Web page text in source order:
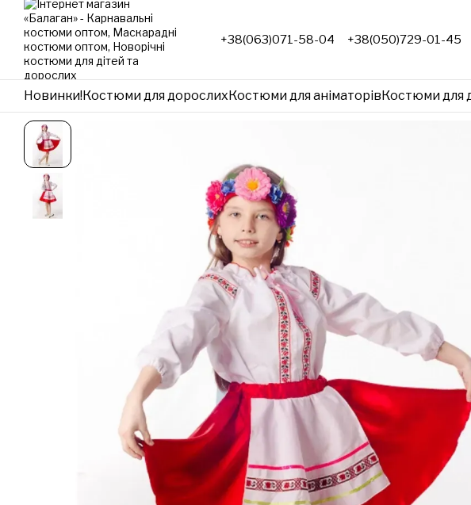
Перейти до основного контенту
+38(063)071-58-04 +38(050)729-01-45
Новинки!Костюми для дорослихКостюми для аніматорівКостюми для